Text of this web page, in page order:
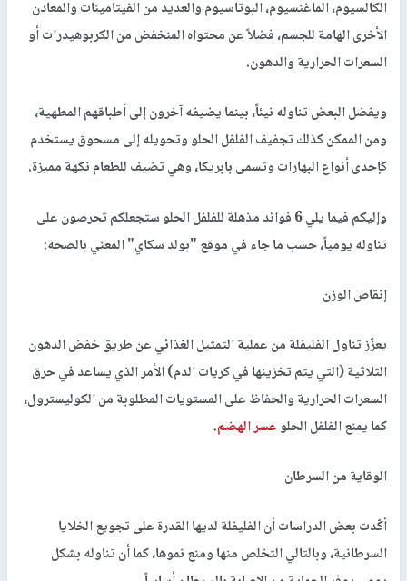
الكالسيوم، الماغنسيوم، البوتاسيوم والعديد من الفيتامينات والمعادن
الأخرى الهامة للجسم، فضلاً عن محتواه المنخفض من الكربوهيدرات أو
السعرات الحرارية والدهون.
ويفضل البعض تناوله نيئاً، بينما يضيفه آخرون إلى أطباقهم المطهية،
ومن الممكن كذلك تجفيف الفلفل الحلو وتحويله إلى مسحوق يستخدم
كإحدى أنواع البهارات وتسمى بابريكا، وهي تضيف للطعام نكهة مميزة.
وإليكم فيما يلي 6 فوائد مذهلة للفلفل الحلو ستجعلكم تحرصون على
تناوله يومياً، حسب ما جاء في موقع "بولد سكاي" المعني بالصحة:
إنقاص الوزن
يعزّز تناول الفليفلة من عملية التمثيل الغذائي عن طريق خفض الدهون
الثلاثية (التي يتم تخزينها في كريات الدم) الأمر الذي يساعد في حرق
السعرات الحرارية والحفاظ على المستويات المطلوبة من الكوليسترول،
كما يمنع الفلفل الحلوعسر الهضم.
الوقاية من السرطان
أكّدت بعض الدراسات أن الفليفلة لديها القدرة على تجويع الخلايا
السرطانية، وبالتالي التخلص منها ومنع نموها، كما أن تناوله بشكل